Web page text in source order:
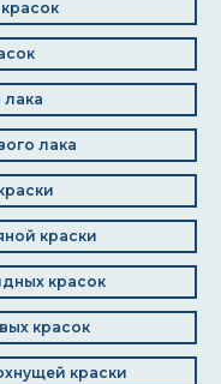
лака
лака
краски
красок
красок
краски